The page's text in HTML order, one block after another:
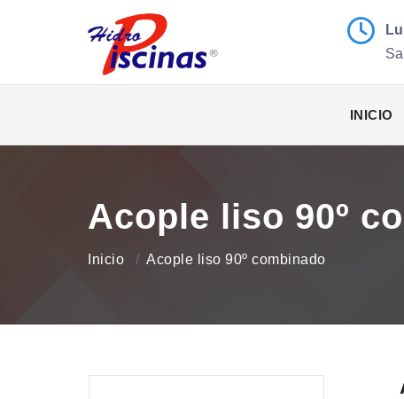
INICIO
Acople liso 90º
Inicio Acople liso 90º combinado